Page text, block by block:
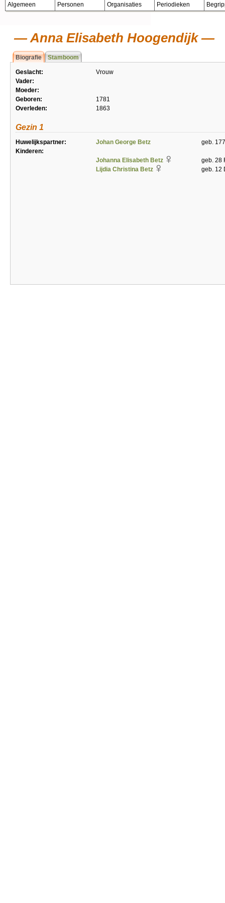
Algemeen Personen Organisaties Periodieken
Anna Elisabeth Hoogendijk
Biografie Stamboom
Geslacht:
Vrouw
Vader:
Moeder:
Geboren:
1781
Overleden:
1863
Gezin 1
Huwelijkspartner: Johan George Betz
geb.
Kinderen:
Johanna Elisabeth Betz
geb. 28
Lijdia Christina Betz
geb. 12